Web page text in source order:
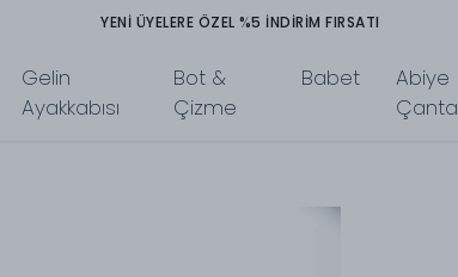
YENİ ÜYELERE ÖZEL %5 İNDİRİM FIRSATI
Gelin
Ayakkabısı
Bot &
Çizme
Babet
Abiye
Çanta